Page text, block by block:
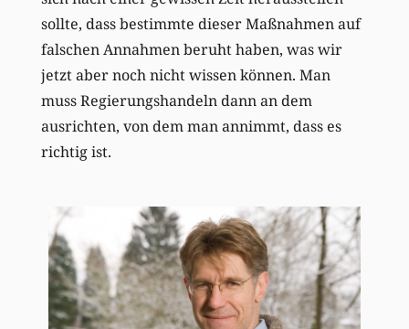
sollte, dass bestimmte dieser Maßnahmen auf
falschen Annahmen beruht haben, was wir
jetzt aber noch nicht wissen können. Man
muss Regierungshandeln dann an dem
ausrichten, von dem man annimmt, dass es
richtig ist.